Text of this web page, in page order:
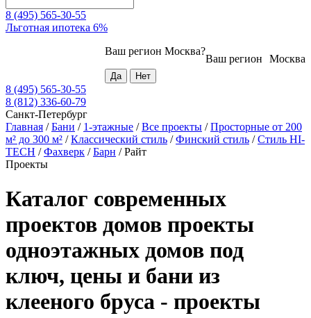
8 (495) 565-30-55
Льготная ипотека 6%
Москва
Ваш регион
Ваш регион Москва?
8 (495) 565-30-55
8 (812) 336-60-79
Санкт-Петербург
Главная /Бани / 1-этажные /Все проекты /Просторные от 200
м² до 300 м² /Классический стиль /Финский стиль /Стиль HI-
TECH /Фахверк /Барн /Райт
Проекты
Каталог современных
проектов домов проекты
одноэтажных домов под
ключ, цены и бани из
клееного бруса - проекты